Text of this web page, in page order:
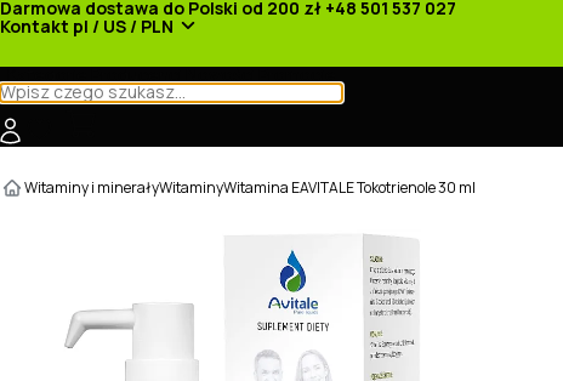
Darmowa dostawa do Polski od 200 zł +48 501 537 027
Kontakt pl / US / PLN
Witaminy i minerałyWitaminyWitamina EAVITALE Tokotrienole 30 ml